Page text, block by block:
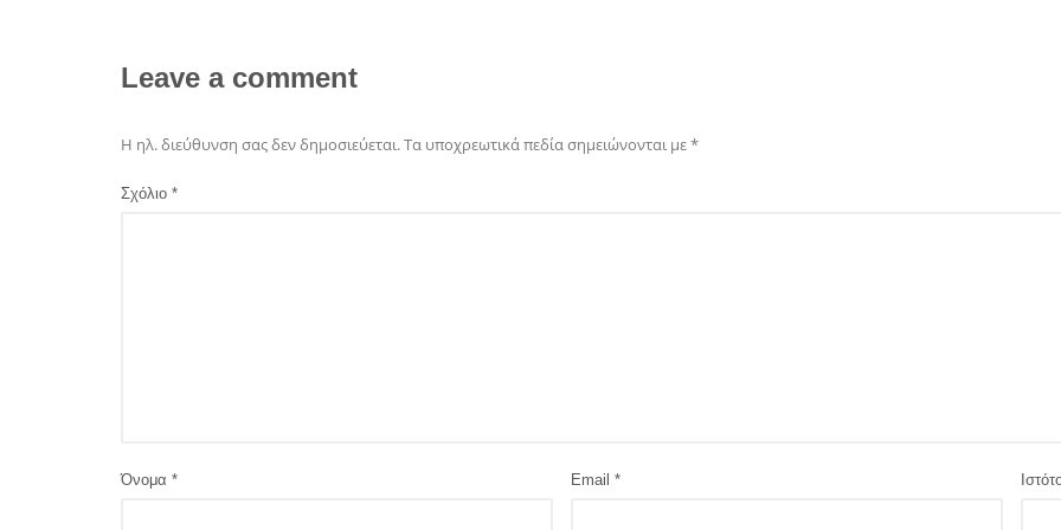
Leave a comment
Η ηλ. διεύθυνση σας δεν δημοσιεύεται.Τα υποχρεωτικά πεδία σημειώνονται με*
Σχόλιο *
Όνομα * Email *